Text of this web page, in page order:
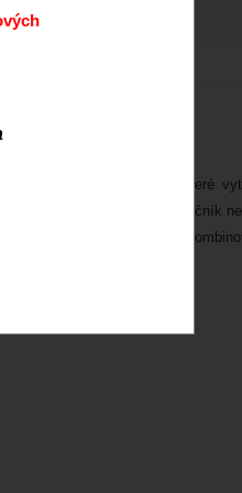
nové efektní barvy, které
zda s nimi pracuje začátečník
a další... Tyto barvy lze
a potravinami.